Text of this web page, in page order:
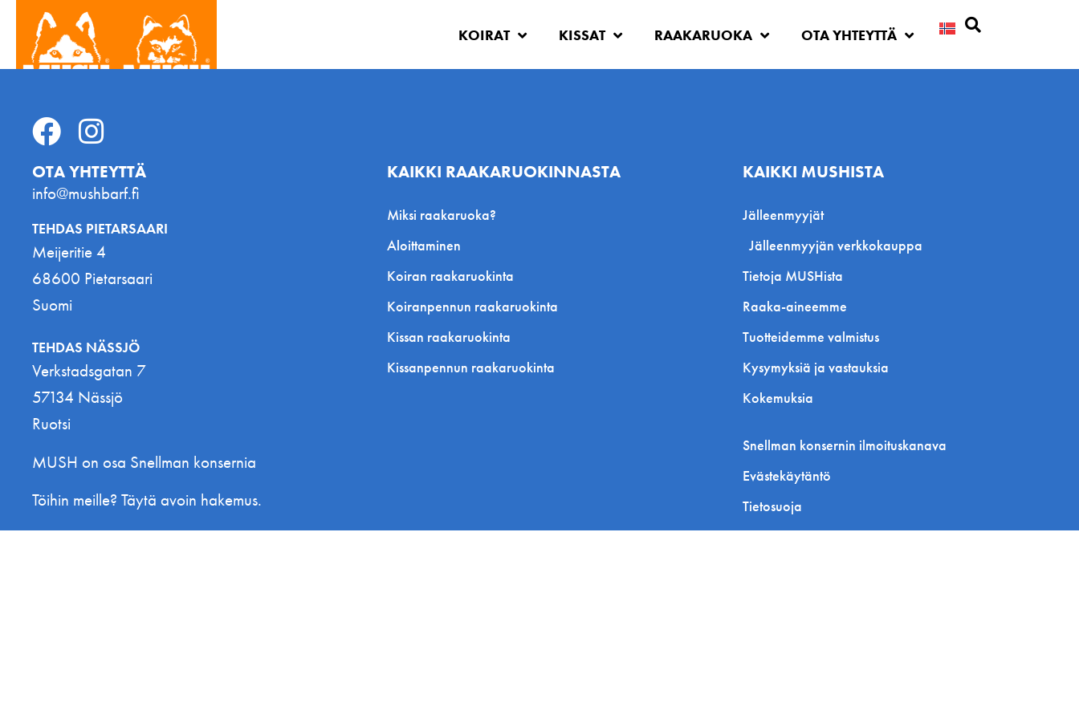
KOIRAT KISSAT RAAKARUOKA OTA YHTEYTTÄ
OTA YHTEYTTÄ
info@mushbarf.fi
TEHDAS PIETARSAARI
Meijeritie 4
68600 Pietarsaari
Suomi
TEHDAS NÄSSJÖ
Verkstadsgatan 7
57134 Nässjö
Ruotsi
MUSH on osa Snellman konsernia
Töihin meille? Täytä avoin hakemus.
KAIKKI RAAKARUOKINNASTA
Miksi raakaruoka?
Aloittaminen
Koiran raakaruokinta
Koiranpennun raakaruokinta
Kissan raakaruokinta
Kissanpennun raakaruokinta
KAIKKI MUSHISTA
Jälleenmyyjät
Jälleenmyyjän verkkokauppa
Tietoja MUSHista
Raaka-aineemme
Tuotteidemme valmistus
Kysymyksiä ja vastauksia
Kokemuksia
Snellman konsernin ilmoituskanava
Evästekäytäntö
Tietosuoja